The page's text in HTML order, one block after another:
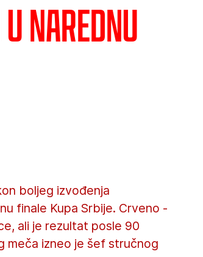
narednu
boljeg izvođenja
finale Kupa Srbije. Crveno -
ali je rezultat posle 90
meča izneo je šef stručnog